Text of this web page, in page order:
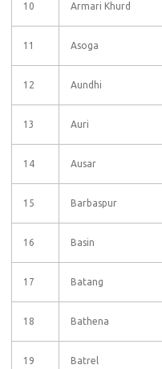
10 Armari Khurd
11 Asoga
12 Aundhi
13 Auri
14 Ausar
15 Barbaspur
16 Basin
17 Batang
18 Bathena
19 Batrel